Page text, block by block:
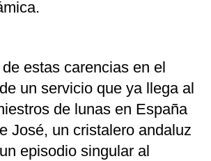
estas carencias en el
un servicio que ya llega al
de lunas en España
José, un cristalero andaluz
episodio singular al